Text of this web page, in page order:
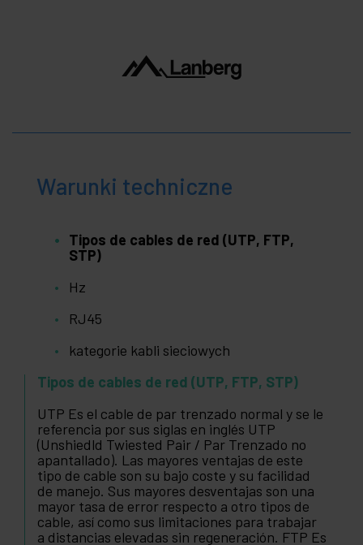
Warunki techniczne
Tipos de cables de red (UTP, FTP,
STP)
Hz
RJ45
kategorie kabli sieciowych
Tipos de cables de red (UTP, FTP, STP)
UTP Es el cable de par trenzado normal y se le
referencia por sus siglas en inglés UTP
(Unshiedld Twiested Pair / Par Trenzado no
apantallado). Las mayores ventajas de este
tipo de cable son su bajo coste y su facilidad
de manejo. Sus mayores desventajas son una
mayor tasa de error respecto a otro tipos de
cable, así como sus limitaciones para trabajar
a distancias elevadas sin regeneración. FTP Es